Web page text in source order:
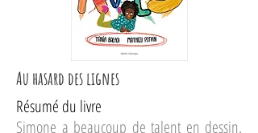
Au hasard des lignes
Résumé du livre
Simone a beaucoup de talent en dessin.